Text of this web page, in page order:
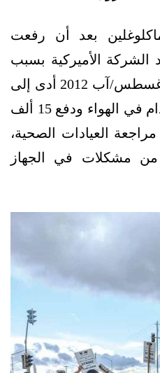
بعد أن رفعت
الشركة الأميركية بسبب
انفجار في المصفاة في أغسطس/آب 2012 أدى إلى
تصاعد الدخان لآلاف الأقدام في الهواء ودفع 15 ألف
العيادات الصحية،
مشكلات في الجهاز